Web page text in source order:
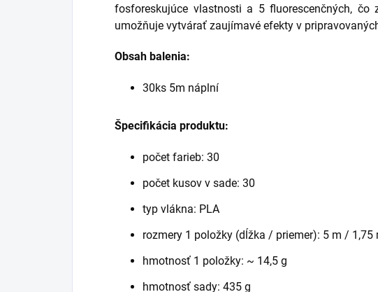
fosforeskujúce vlastnosti a 5 fluorescenčných, čo
umožňuje vytvárať zaujímavé efekty v
Obsah balenia:
30ks 5m náplní
Špecifikácia produktu:
počet farieb: 30
počet kusov v sade: 30
typ vlákna: PLA
rozmery 1 položky (dĺžka / priemer): 5 m / 1,75
hmotnosť 1 položky: ~ 14,5 g
hmotnosť sady: 435 g